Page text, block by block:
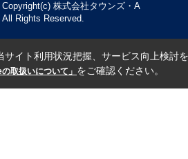
Copyright(c) 株式会社タウンズ・A
All Rights Reserved.
サイト利用状況把握、サービス向上検討
の取扱いについて」 をご確認ください。